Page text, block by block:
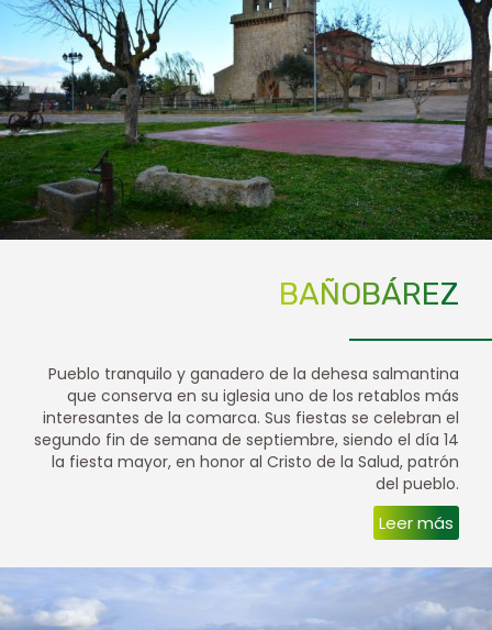
BAÑOBÁREZ
Pueblo tranquilo y ganadero de la dehesa salmantina
que conserva en su iglesia uno de los retablos más
interesantes de la comarca. Sus fiestas se celebran el
segundo fin de semana de septiembre, siendo el día 14
la fiesta mayor, en honor al Cristo de la Salud, patrón
del pueblo.
Leer más